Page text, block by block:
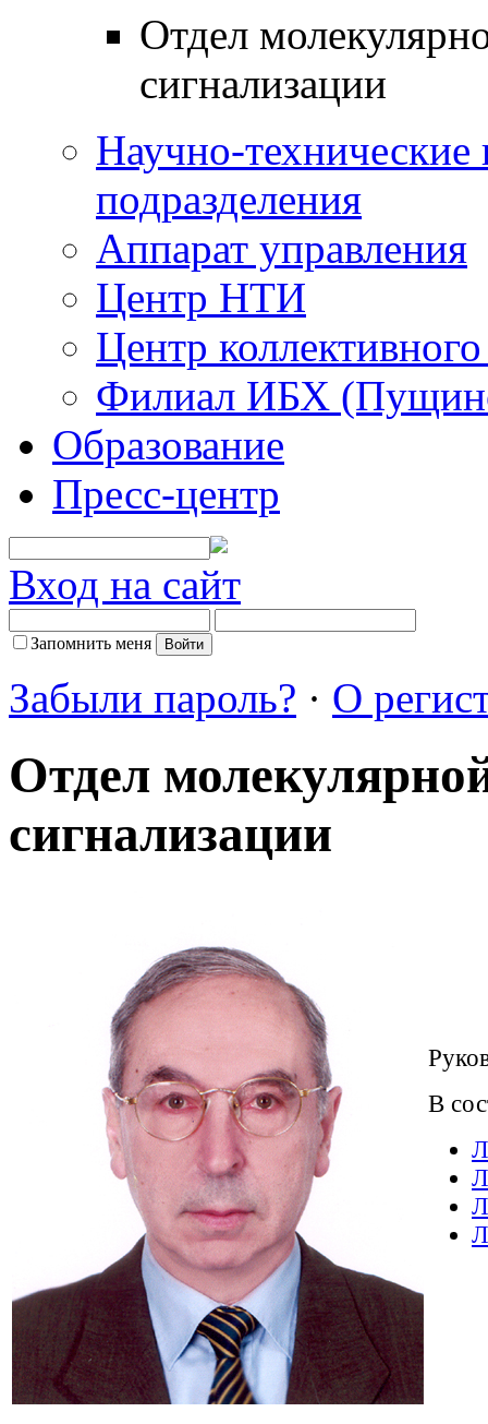
Отдел
сигнализации
Научно-технические
подразделения
Аппарат управления
Центр НТИ
Центр
Филиал ИБХ
Образование
Пресс-центр
Вход на сайт
Запомнить меня
Забыли пароль? · О
Отдел
сигнализации
В